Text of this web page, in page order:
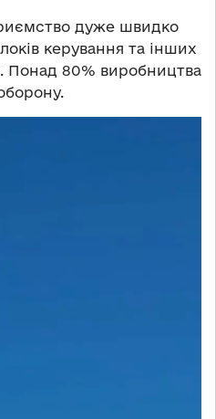
дуже швидко
керування та інших
Понад 80% виробництва